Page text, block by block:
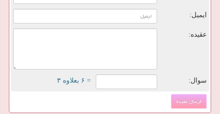
ایمیل:
عقیده:
سوال: = ۶ بعلاوه ۳